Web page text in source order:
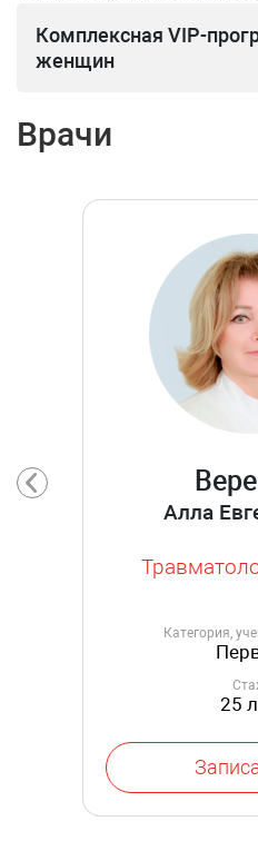
Комплексная VIP-
женщин
Врачи
Алла
Категория,
25